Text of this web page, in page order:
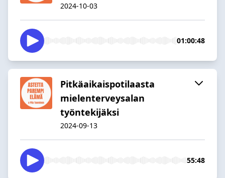
2024-10-03
01:00:48
Pitkäaikaispotilaasta
mielenterveysalan
työntekijäksi
2024-09-13
55:48